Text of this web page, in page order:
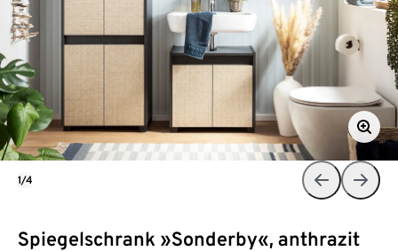
Spiegelschrank »Sonderby«, anthrazit
1/4